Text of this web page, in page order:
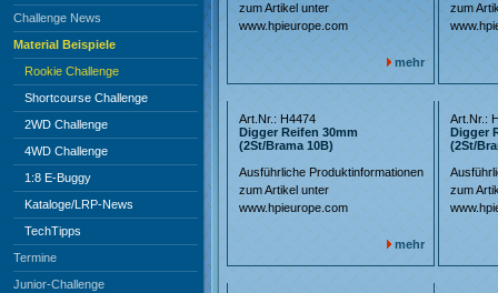
Challenge News
Material Beispiele
Rookie Challenge
Shortcourse Challenge
2WD Challenge
4WD Challenge
1:8 E-Buggy
Kataloge/LRP-News
TechTipps
Termine
Junior-Challenge
zum Artikel unter
www.hpieurope.com
mehr
zum
Art.Nr.: H4474
Digger Reifen 30mm
(2St/Brama 10B)
Ausführliche Produktinformationen
zum Artikel unter
www.hpieurope.com
mehr
Art.Nr.:
Digger
(2St/
zum